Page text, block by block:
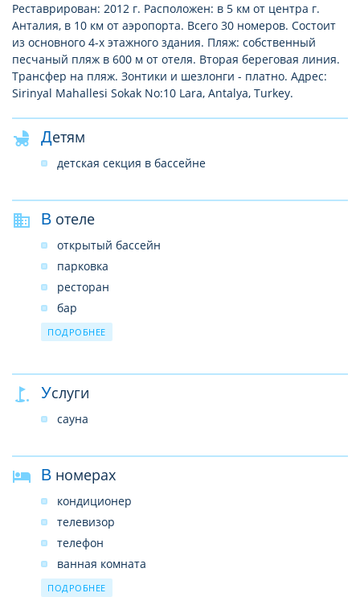
Реставрирован: 2012 г. Расположен: в 5 км от центра г.
Анталия, в 10 км от аэропорта. Всего 30 номеров. Состоит
из основного 4-х этажного здания. Пляж: собственный
песчаный пляж в 600 м от отеля. Вторая береговая линия.
Трансфер на пляж. Зонтики и шезлонги - платно. Адрес:
Sirinyal Mahallesi Sokak No:10 Lara, Antalya, Turkey.
Детям
детская секция в бассейне
В отеле
открытый бассейн
парковка
ресторан
бар
салон красоты
Wi-Fi предоставляется на территории всего отеля
бесплатно
ПОДРОБНЕЕ
Услуги
сауна
В номерах
кондиционер
телевизор
телефон
ванная комната
душ
ПОДРОБНЕЕ